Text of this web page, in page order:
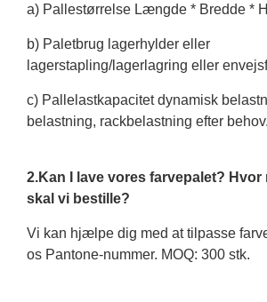
a) Pallestørrelse Længde * Bredde *
b) Paletbrug lagerhylder eller
lagerstapling/lagerlagring eller
c) Pallelastkapacitet dynamisk
belastning, rackbelastning efter behov.
2.Kan I lave vores farvepalet? Hvor
skal vi bestille?
Vi kan hjælpe dig med at tilpasse
os Pantone-nummer. MOQ: 300 stk.